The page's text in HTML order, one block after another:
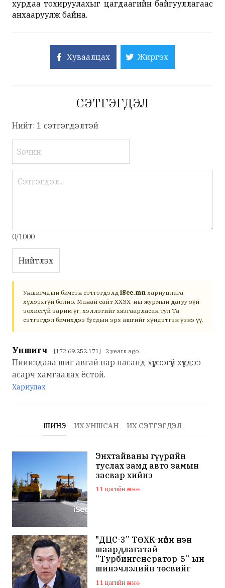
хурдаа тохируулахыг цагдаагийн байгууллагаас
анхааруулж байна.
Хуваалцах Жиргэх
СЭТГЭГДЭЛ
Нийт: 1 сэтгэгдэлтэй
0/1000
Нийтлэх
Уншигчдын бичсэн сэтгэгдэлд iSee.mn хариуцлага
хүлээхгүй болно. Манай сайт ХХЗХ-ны журмын дагуу зүй
зохисгүй зарим үг, хэллэгийг хязгаарласан тул Та
сэтгэгдэл бичихдээ бусдын эрх ашгийг хүндэтгэн үзнэ үү.
Уншигч [172.69.252.171] 2 years ago
Пиииздааа шиг авгай нар насанд хүрээгүй хүүхдээ
асарч хамгаалах ёстой.
Хариулах
ШИНЭ ИХ УНШСАН ИХ СЭТГЭГДЭЛ
Энхтайваны гүүрийн
туслах замд авто замын
засвар хийнэ
11 цагийн өмнө
"ДЦС-3” ТӨХК-ийн нэн
шаардлагатай
“Турбингенератор-5”-ын
шинэчлэлийн төсвийг
шийдвэрлэхээр болов
11 цагийн өмнө